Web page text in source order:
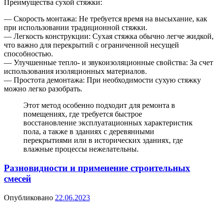
Преимущества сухой стяжки:
— Скорость монтажа: Не требуется время на высыхание, как
при использовании традиционной стяжки.
— Легкость конструкции: Сухая стяжка обычно легче жидкой,
что важно для перекрытий с ограниченной несущей
способностью.
— Улучшенные тепло- и звукоизоляционные свойства: За счет
использования изоляционных материалов.
— Простота демонтажа: При необходимости сухую стяжку
можно легко разобрать.
Этот метод особенно подходит для ремонта в
помещениях, где требуется быстрое
восстановление эксплуатационных характеристик
пола, а также в зданиях с деревянными
перекрытиями или в исторических зданиях, где
влажные процессы нежелательны.
Разновидности и применение строительных
смесей
Опубликовано 22.06.2023